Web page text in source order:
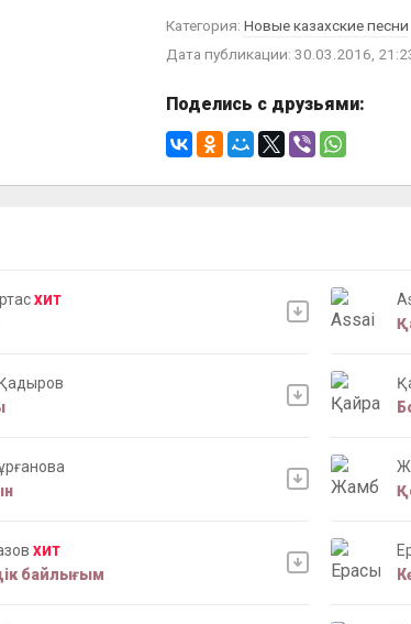
Категория: Новые казахские песни
Дата публикации: 30.03.2016,
Поделись с друзьями:
ХИТ
ХИТ
байлығым